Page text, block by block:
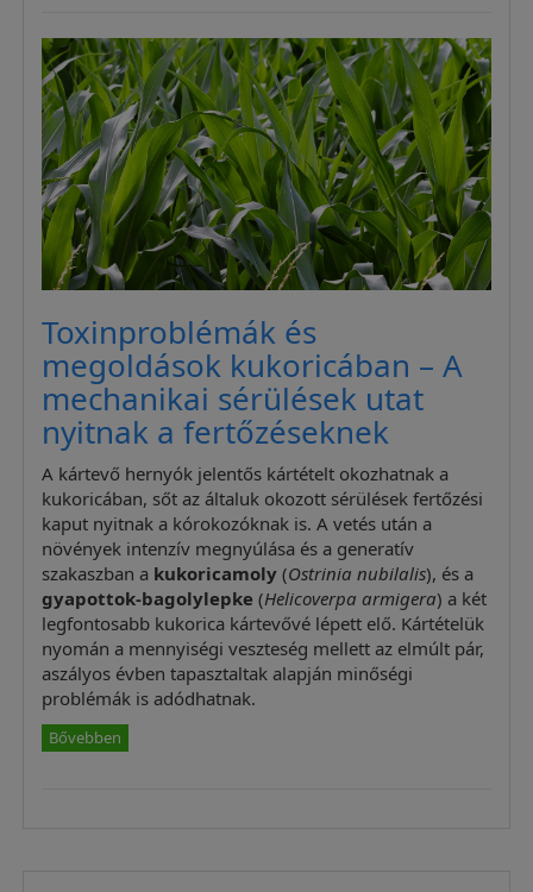
Toxinproblémák és
megoldások kukoricában – A
mechanikai sérülések utat
nyitnak a fertőzéseknek
A kártevő hernyók jelentős kártételt okozhatnak a
kukoricában, sőt az általuk okozott sérülések fertőzési
kaput nyitnak a kórokozóknak is. A vetés után a
növények intenzív megnyúlása és a generatív
szakaszban a kukoricamoly (Ostrinia nubilalis), és a
gyapottok-bagolylepke (Helicoverpa armigera) a két
legfontosabb kukorica kártevővé lépett elő. Kártételük
nyomán a mennyiségi veszteség mellett az elmúlt pár,
aszályos évben tapasztaltak alapján minőségi
problémák is adódhatnak.
Bővebben